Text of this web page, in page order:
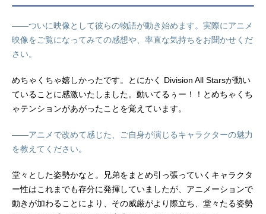
――ついに映像として彼らの物語が動き始めます。実際にアニメ
映像をご覧になってみての感想や、率直な気持ちをお聞かせくだ
さい。
めちゃくちゃ嬉しかったです。とにかく Division All Starsが動い
ていることに感激いたしました。動いてるぅー！！とめちゃくち
ゃテンションがあがったことを覚えています。
――アニメで改めて感じた、ご自身が演じるキャラクターの魅力
を教えてください。
堂々とした姿勢かなと。兄弟をまとめ引っ張っていくキャラクタ
ー性はこれまでも存分に発揮していましたが、アニメーションで
動きが加わることにより、その威厳がより際立ち、堂々たる姿勢